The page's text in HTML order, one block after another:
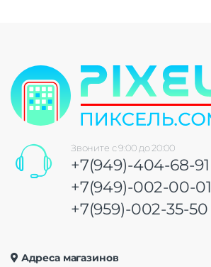
Звоните с 9:00 до 20:00
+7(949)-404-68-91
+7(949)-002-00-01
+7(959)-002-35-50
Адреса магазинов